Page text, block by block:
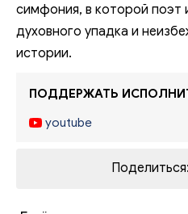
симфония, в которой поэт
духовного упадка и
истории.
ПОДДЕРЖАТЬ
youtube
Поделиться: